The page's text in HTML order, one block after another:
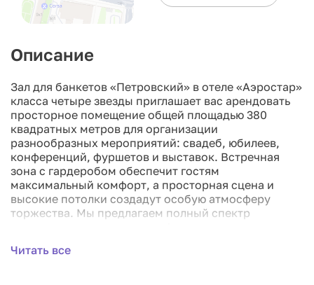
Описание
Зал для банкетов «Петровский» в отеле «Аэростар»
класса четыре звезды приглашает вас арендовать
просторное помещение общей площадью 380
квадратных метров для организации
разнообразных мероприятий: свадеб, юбилеев,
конференций, фуршетов и выставок. Встречная
зона с гардеробом обеспечит гостям
максимальный комфорт, а просторная сцена и
высокие потолки создадут особую атмосферу
торжества. Мы предлагаем полный спектр
профессиональных фотографов. Дополнительные
Читать все